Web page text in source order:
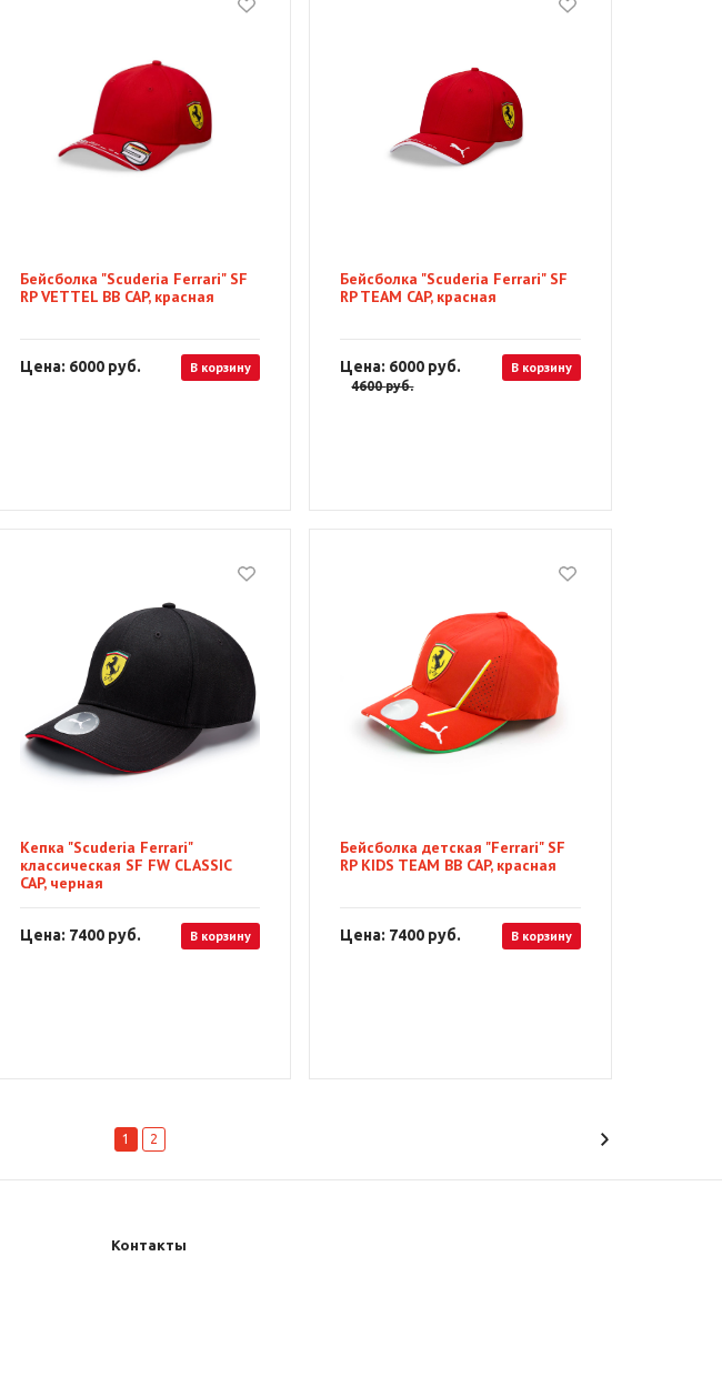
Бейсболка "Scuderia Ferrari" SF
RP VETTEL BB CAP, красная
Цена: 6000 руб. В корзину
Бейсболка "Scuderia Ferrari" SF
RP TEAM CAP, красная
Цена: 6000 руб.
4600руб.
В корзину
Кепка "Scuderia Ferrari"
классическая SF FW CLASSIC
CAP, черная
Цена: 7400 руб. В корзину
Бейсболка детская "Ferrari" SF
RP KIDS TEAM BB CAP, красная
Цена: 7400 руб. В корзину
1 2
Контакты